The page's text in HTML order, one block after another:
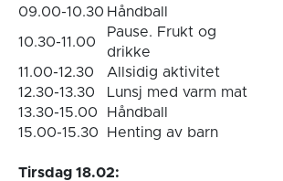
09.00-10.30 Håndball
10.30-11.00
Pause. Frukt og
drikke
11.00-12.30
Allsidig aktivitet
12.30-13.30
Lunsj med varm mat
13.30-15.00
Håndball
15.00-15.30
Henting av barn
Tirsdag 18.02: